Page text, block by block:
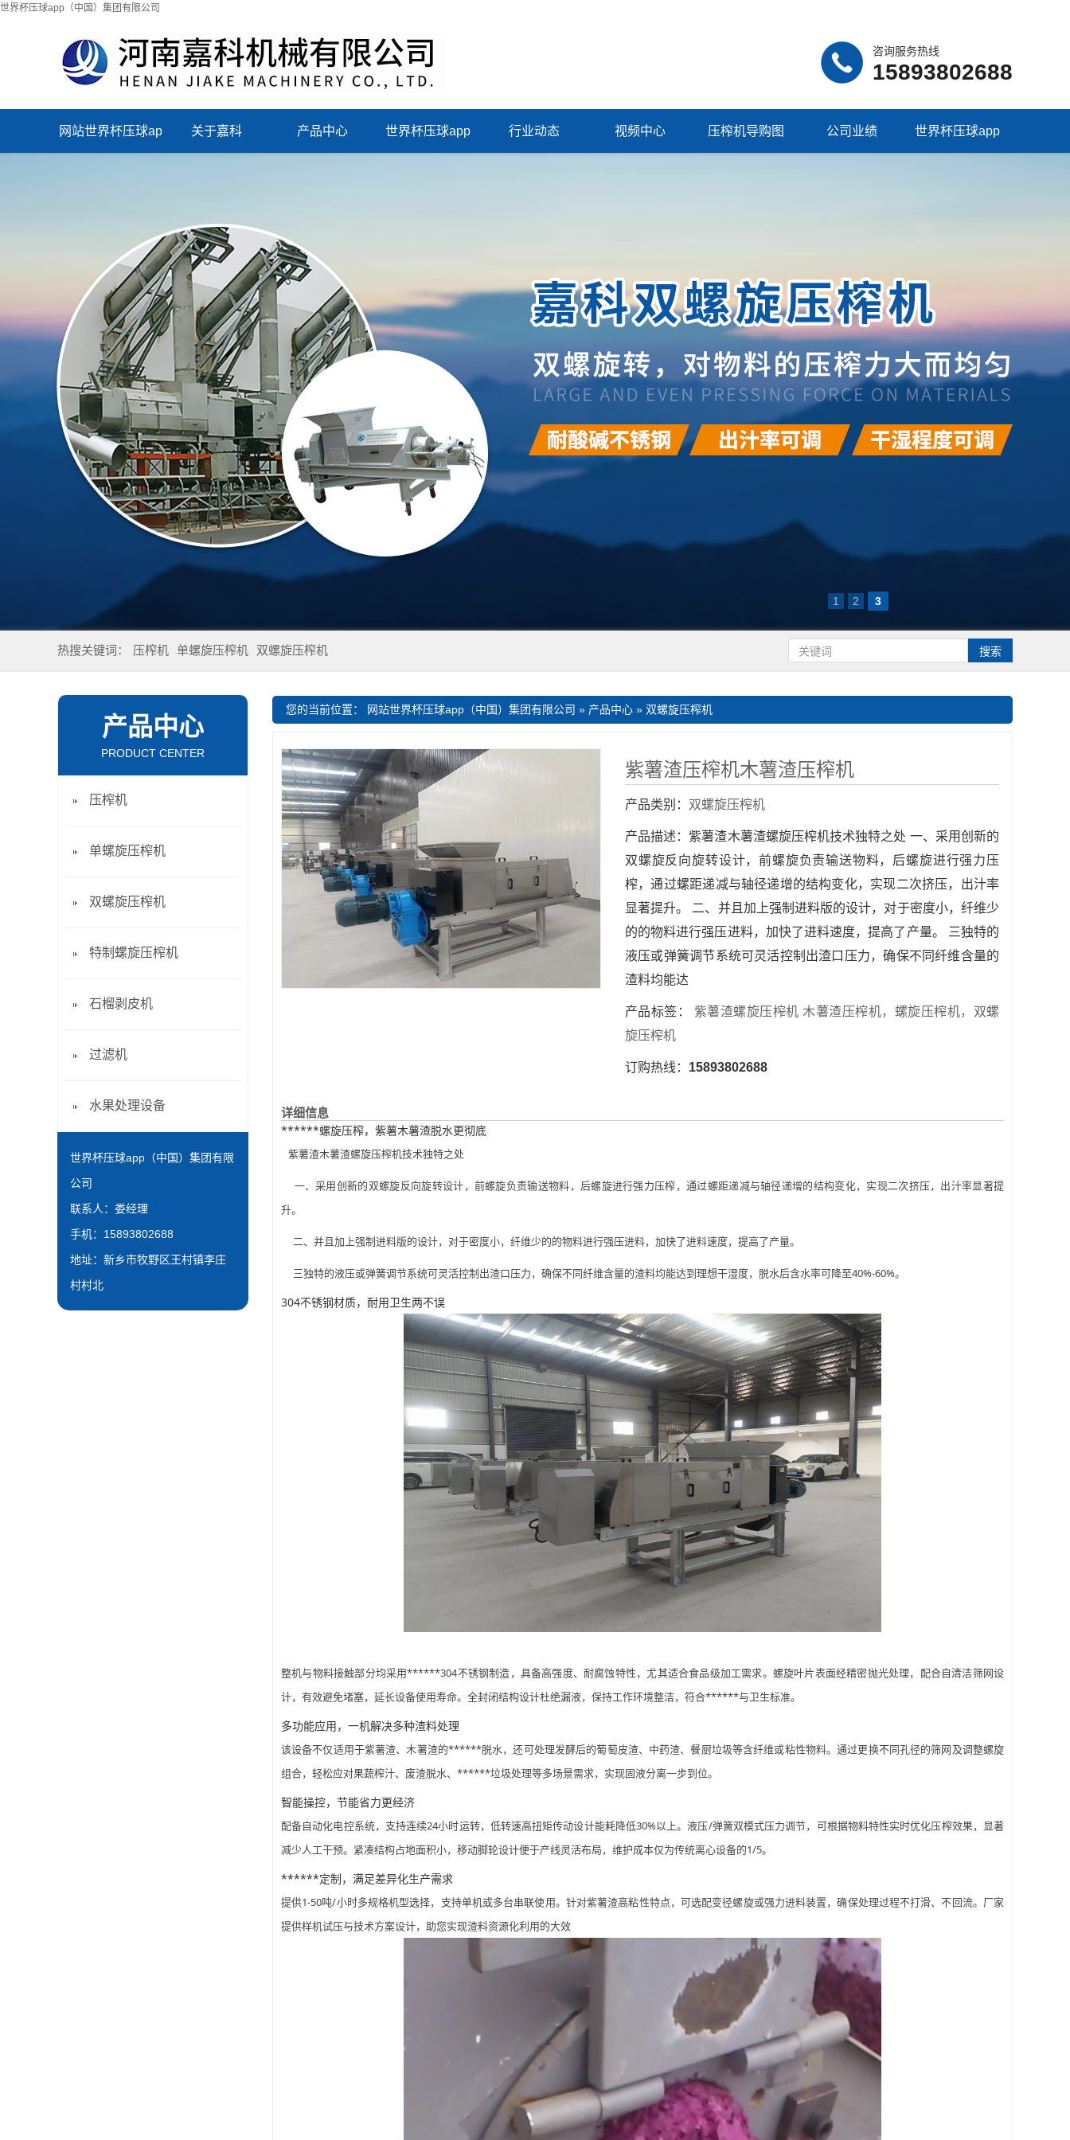
世界杯压球app（中国）集团有限公司
咨询服务热线
15893802688
网站世界杯压球ap 关于嘉科 产品中心 世界杯压球app 行业动态 视频中心 压榨机导购图 公司业绩 世界杯压球app
1 2 3
热搜关键词： 压榨机 单螺旋压榨机 双螺旋压榨机
您的当前位置： 网站世界杯压球app（中国）集团有限公司 » 产品中心 » 双螺旋压榨机
紫薯渣压榨机木薯渣压榨机
产品类别： 双螺旋压榨机
产品描述：紫薯渣木薯渣螺旋压榨机技术独特之处 一、采用创新的
双螺旋反向旋转设计，前螺旋负责输送物料，后螺旋进行强力压
榨，通过螺距递减与轴径递增的结构变化，实现二次挤压，出汁率
显著提升。 二、并且加上强制进料版的设计，对于密度小，纤维少
的的物料进行强压进料，加快了进料速度，提高了产量。 三独特的
液压或弹簧调节系统可灵活控制出渣口压力，确保不同纤维含量的
渣料均能达
产品标签： 紫薯渣螺旋压榨机 木薯渣压榨机，螺旋压榨机，双螺
旋压榨机
订购热线： 15893802688
详细信息
******螺旋压榨，紫薯木薯渣脱水更彻底
紫薯渣木薯渣螺旋压榨机技术独特之处
一、采用创新的双螺旋反向旋转设计，前螺旋负责输送物料，后螺旋进行强力压榨，通过螺距递减与轴径递增的结构变化，实现二次挤压，出汁率显著提
升。
二、并且加上强制进料版的设计，对于密度小，纤维少的的物料进行强压进料，加快了进料速度，提高了产量。
三独特的液压或弹簧调节系统可灵活控制出渣口压力，确保不同纤维含量的渣料均能达到理想干湿度，脱水后含水率可降至40%-60%。
304不锈钢材质，耐用卫生两不误
整机与物料接触部分均采用******304不锈钢制造，具备高强度、耐腐蚀特性，尤其适合食品级加工需求。螺旋叶片表面经精密抛光处理，配合自清洁筛网设
计，有效避免堵塞，延长设备使用寿命。全封闭结构设计杜绝漏液，保持工作环境整洁，符合******与卫生标准。
多功能应用，一机解决多种渣料处理
该设备不仅适用于紫薯渣、木薯渣的******脱水，还可处理发酵后的葡萄皮渣、中药渣、餐厨垃圾等含纤维或粘性物料。通过更换不同孔径的筛网及调整螺旋
组合，轻松应对果蔬榨汁、废渣脱水、******垃圾处理等多场景需求，实现固液分离一步到位。
智能操控，节能省力更经济
配备自动化电控系统，支持连续24小时运转，低转速高扭矩传动设计能耗降低30%以上。液压/弹簧双模式压力调节，可根据物料特性实时优化压榨效果，显著
减少人工干预。紧凑结构占地面积小，移动脚轮设计便于产线灵活布局，维护成本仅为传统离心设备的1/5。
******定制，满足差异化生产需求
提供1-50吨/小时多规格机型选择，支持单机或多台串联使用。针对紫薯渣高粘性特点，可选配变径螺旋或强力进料装置，确保处理过程不打滑、不回流。厂家
提供样机试压与技术方案设计，助您实现渣料资源化利用的大效
产品中心
PRODUCT CENTER
压榨机
单螺旋压榨机
双螺旋压榨机
特制螺旋压榨机
石榴剥皮机
过滤机
水果处理设备
世界杯压球app（中国）集团有限
公司
联系人：娄经理
手机：15893802688
地址：新乡市牧野区王村镇李庄
村村北